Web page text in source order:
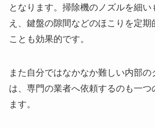
となります。掃除機のノズルを細い
え、鍵盤の隙間などのほこりを定期
ことも効果的です。
また自分ではなかなか難しい内部の
は、専門の業者へ依頼するのも一つ
ます。